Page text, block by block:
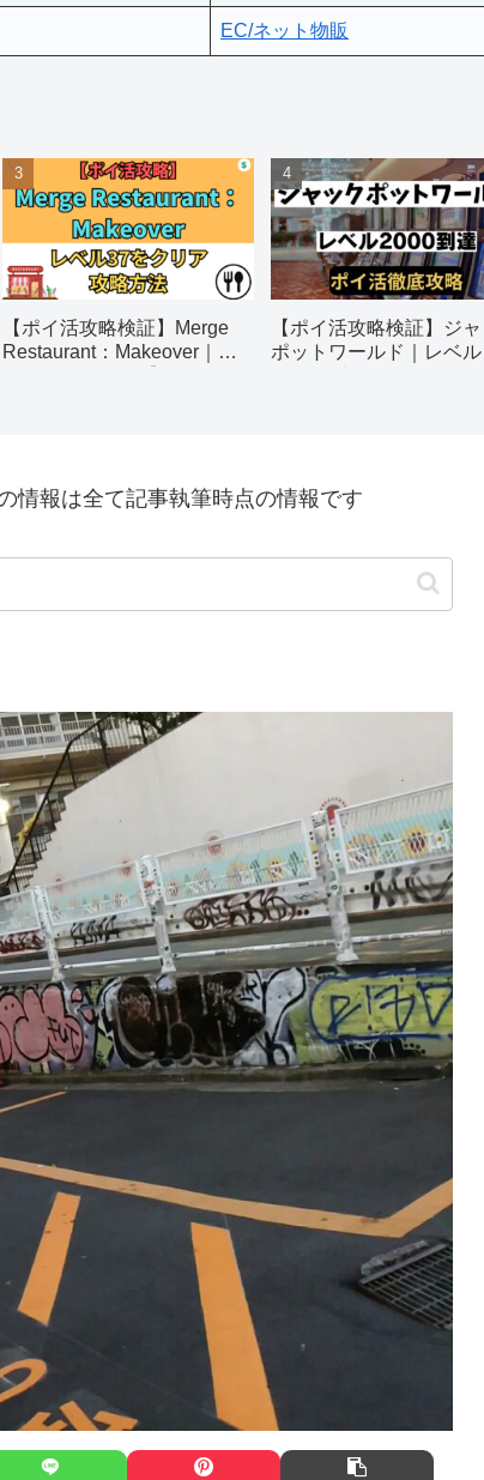
EC/ネット物販
【ポイ活攻略検証】Merge
Restaurant：Makeover｜レ
【ポイ活攻略検証】ジャ
ポットワールド｜レベル
情報は全て記事執筆時点の情報です